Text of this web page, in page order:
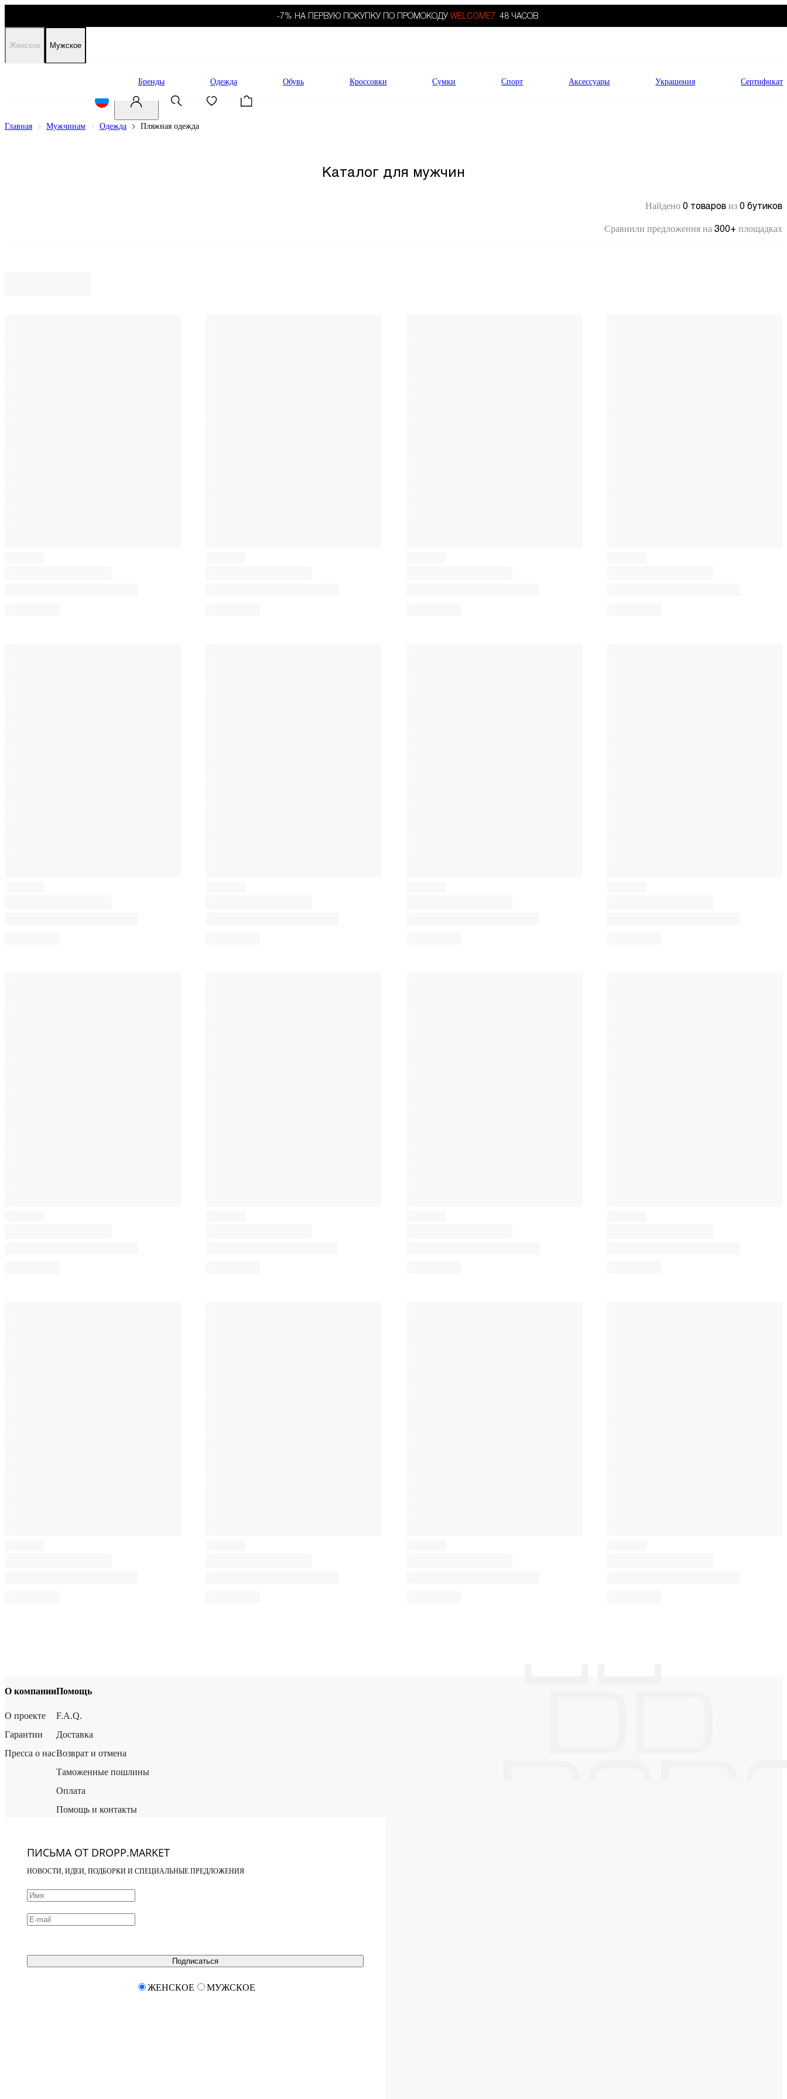
-7% НА ПЕРВУЮ ПОКУПКУ ПО ПРОМОКОДУ WELCOME7. 48 ЧАСОВ
Женское Мужское
Бренды Одежда Обувь Кроссовки Сумки Спорт Аксессуары Украшения Сертификат
Главная Мужчинам Одежда Пляжная одежда
Каталог для мужчин
Найдено 0 товаров из 0 бутиков
Сравнили предложения на 300+ площадках
О компании
О проекте
Гарантии
Пресса о нас
Помощь
F.A.Q.
Доставка
Возврат и отмена
Таможенные пошлины
Оплата
Помощь и контакты
ПИСЬМА ОТ DROPP.MARKET
НОВОСТИ, ИДЕИ, ПОДБОРКИ И СПЕЦИАЛЬНЫЕ ПРЕДЛОЖЕНИЯ
Подписаться
ЖЕНСКОЕ МУЖСКОЕ